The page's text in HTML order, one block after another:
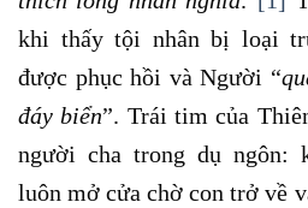
khi thấy tội nhân bị loại
được phục hồi và Người “
đáy biển”. Trái tim của
người cha trong dụ ngôn:
luôn mở cửa chờ con trở về